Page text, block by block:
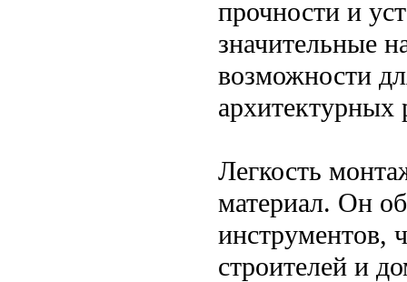
прочности и
значительные
возможности
Легкость
материал. Он
инструментов,
строителей и